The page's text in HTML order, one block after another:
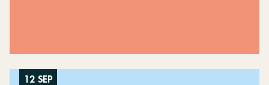
12 SEP